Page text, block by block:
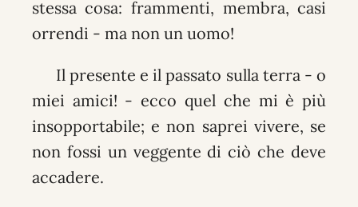
stessa cosa: frammenti, membra, casi
orrendi - ma non un uomo!
Il presente e il passato sulla terra - o
miei amici! - ecco quel che mi è più
insopportabile; e non saprei vivere, se
non fossi un veggente di ciò che deve
accadere.